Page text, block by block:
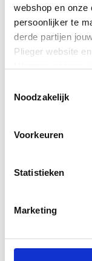
webshop en
persoonlijker te
derde partijen
Plieger website
We slaan je
Noodzakelijk
Voorkeuren
Statistieken
Marketing
Zijdouche
Downloads